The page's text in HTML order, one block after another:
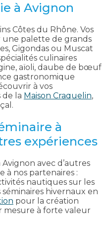
à Avignon
Côtes du Rhône. Vos
palette de grands
Gigondas ou Muscat
culinaires
aïoli, daube de bœuf
gastronomique
à vos
la Maison Craquelin,
à
expériences
avec d’autres
à nos partenaires :
nautiques sur les
hivernaux en
pour la création
mesure à forte valeur